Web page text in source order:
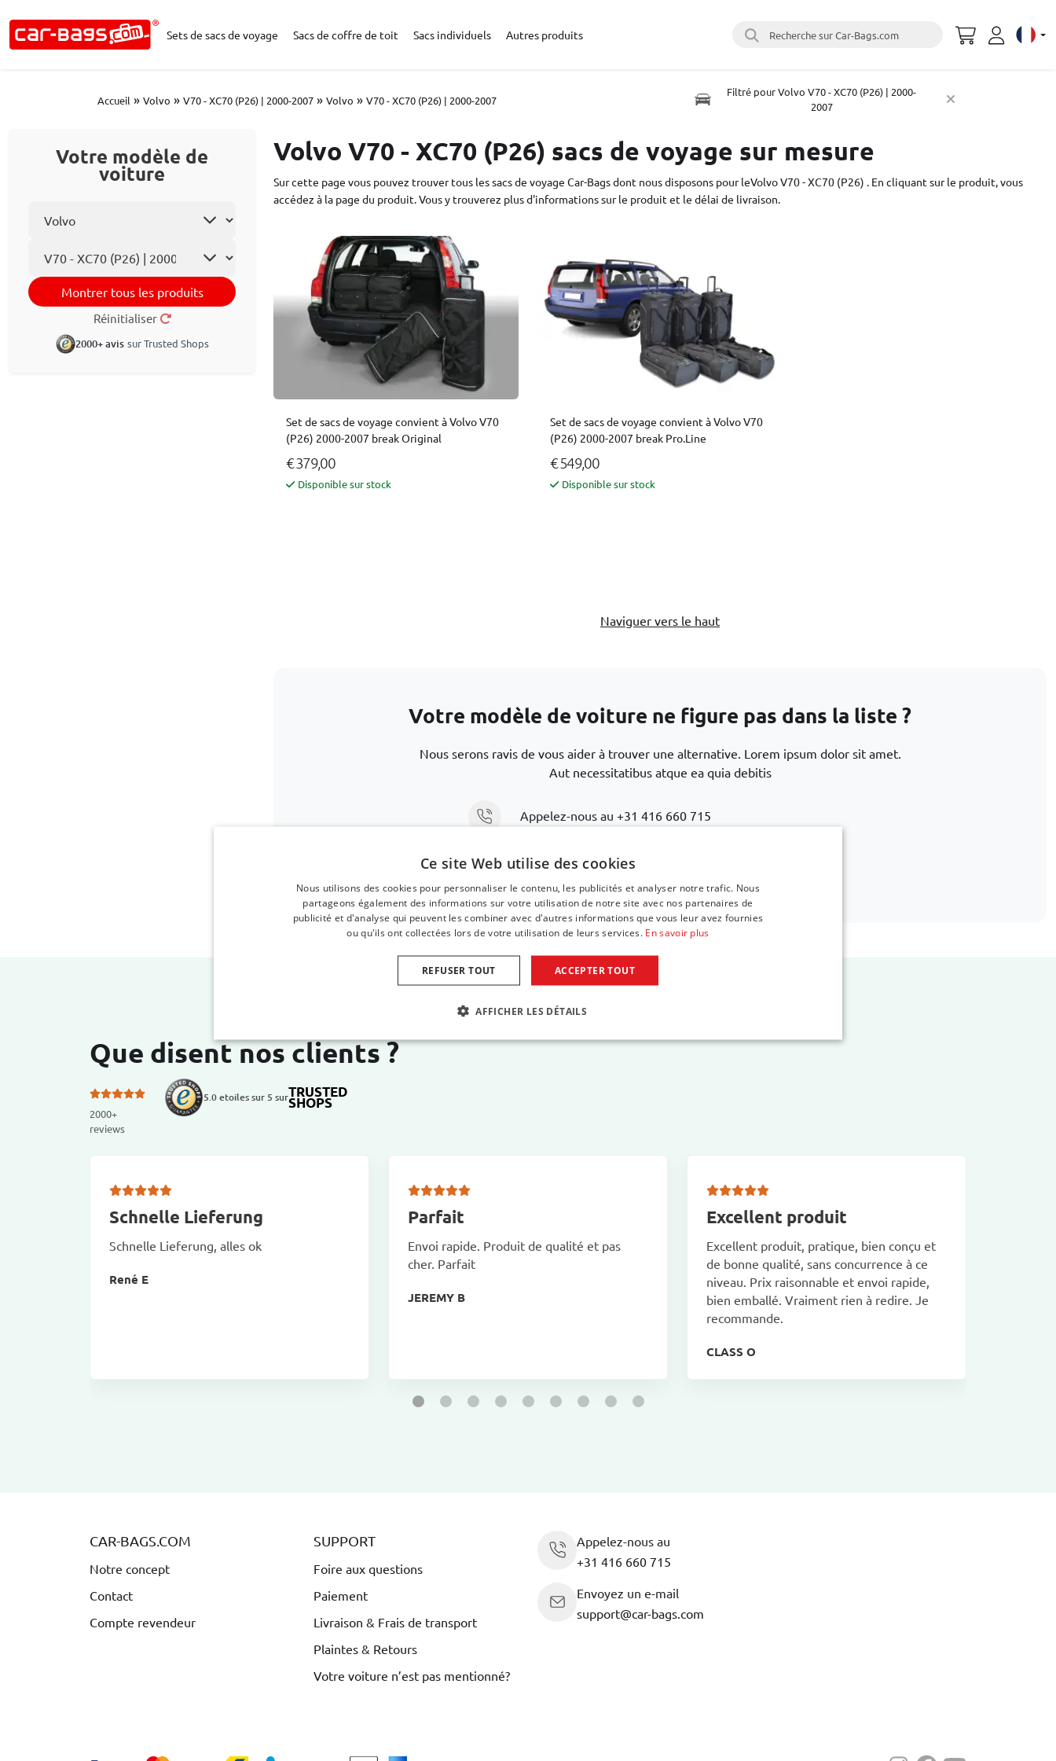
Sets de sacs de voyage Sacs de coffre de toit Sacs individuels Autres produits Recherche sur Car-Bags.com Select
Accueil » Volvo » V70 - XC70 (P26) | 2000-2007 » Volvo » V70 - XC70 (P26) | 2000-2007
Filtré pour Volvo V70 - XC70 (P26) | 2000-
2007
Votre modèle de
voiture
Montrer tous les produits
Réinitialiser
2000+ avis sur Trusted Shops
Volvo V70 - XC70 (P26) sacs de voyage sur mesure
Sur cette page vous pouvez trouver tous les sacs de voyage Car-Bags dont nous disposons pour leVolvo V70 - XC70 (P26) . En cliquant sur le produit, vous
accédez à la page du produit. Vous y trouverez plus d'informations sur le produit et le délai de livraison.
Set de sacs de voyage convient à Volvo V70
(P26) 2000-2007 break Original
€ 379,00
Disponible sur stock
Set de sacs de voyage convient à Volvo V70
(P26) 2000-2007 break Pro.Line
€ 549,00
Disponible sur stock
Naviguer vers le haut
Votre modèle de voiture ne figure pas dans la liste ?
Nous serons ravis de vous aider à trouver une alternative. Lorem ipsum dolor sit amet.
Aut necessitatibus atque ea quia debitis
Appelez-nous au +31 416 660 715
Envoyez un e-mailsupport@car-bags.com
Que disent nos clients ?
2000+
reviews
5.0 etoiles sur 5 surTRUSTED
SHOPS
Schnelle Lieferung
Schnelle Lieferung, alles ok
René E
Parfait
Envoi rapide. Produit de qualité et pas
cher. Parfait
JEREMY B
Excellent produit
Excellent produit, pratique, bien conçu et
de bonne qualité, sans concurrence à ce
niveau. Prix raisonnable et envoi rapide,
bien emballé. Vraiment rien à redire. Je
recommande.
CLASS O
CAR-BAGS.COM
Notre concept
Contact
Compte revendeur
SUPPORT
Foire aux questions
Paiement
Livraison & Frais de transport
Plaintes & Retours
Votre voiture n’est pas mentionné?
Appelez-nous au
+31 416 660 715
Envoyez un e-mail
support@car-bags.com
Ce site Web utilise des cookies
Nous utilisons des cookies pour personnaliser le contenu, les publicités et analyser notre trafic. Nous
partageons également des informations sur votre utilisation de notre site avec nos partenaires de
publicité et d'analyse qui peuvent les combiner avec d'autres informations que vous leur avez fournies
ou qu'ils ont collectées lors de votre utilisation de leurs services. En savoir plus
ACCEPTER TOUT
REFUSER TOUT
AFFICHER LES DÉTAILS